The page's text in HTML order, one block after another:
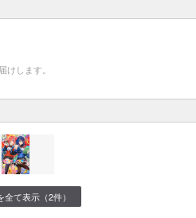
けします。
全て表示（2件）